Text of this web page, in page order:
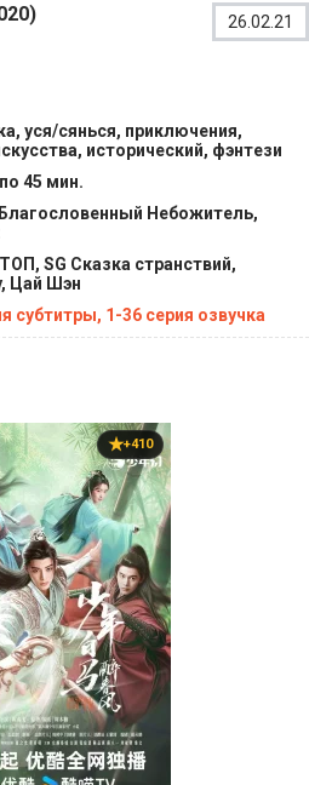
26.02.21
уся/сянься, приключения,
исторический, фэнтези
45 мин.
Небожитель,
SG Сказка странствий,
Цай Шэн
субтитры, 1-36 серия озвучка
+410